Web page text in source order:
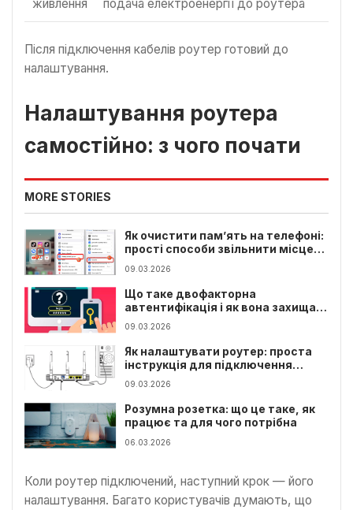
живлення подача електроенергії до роутера
Після підключення кабелів роутер готовий до
налаштування.
Налаштування роутера
самостійно: з чого почати
MORE STORIES
Як очистити пам’ять на телефоні:
прості способи звільнити місце
на смартфоні
09.03.2026
Що таке двофакторна
автентифікація і як вона захищає
ваші акаунти
09.03.2026
Як налаштувати роутер: проста
інструкція для підключення
інтернету вдома
09.03.2026
Розумна розетка: що це таке, як
працює та для чого потрібна
06.03.2026
Коли роутер підключений, наступний крок — його
налаштування. Багато користувачів думають, що